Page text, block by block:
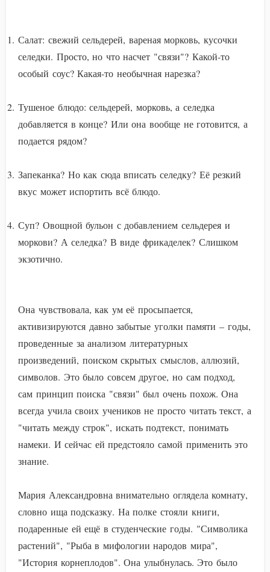
Салат: свежий сельдерей, вареная морковь, кусочки
селедки. Просто, но что насчет "связи"? Какой-то
особый соус? Какая-то необычная нарезка?
Тушеное блюдо: сельдерей, морковь, а селедка
добавляется в конце? Или она вообще не готовится, а
подается рядом?
Запеканка? Но как сюда вписать селедку? Её резкий
вкус может испортить всё блюдо.
Суп? Овощной бульон с добавлением сельдерея и
моркови? А селедка? В виде фрикаделек? Слишком
экзотично.
Она чувствовала, как ум её просыпается,
активизируются давно забытые уголки памяти – годы,
проведенные за анализом литературных
произведений, поиском скрытых смыслов, аллюзий,
символов. Это было совсем другое, но сам подход,
сам принцип поиска "связи" был очень похож. Она
всегда учила своих учеников не просто читать текст, а
"читать между строк", искать подтекст, понимать
намеки. И сейчас ей предстояло самой применить это
знание.
Мария Александровна внимательно оглядела комнату,
словно ища подсказку. На полке стояли книги,
подаренные ей ещё в студенческие годы. "Символика
растений", "Рыба в мифологии народов мира",
"История корнеплодов". Она улыбнулась. Это было